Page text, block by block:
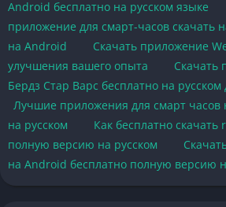
Android бесплатно на русском языке
приложение для смарт-часов скачать
на Android
Скачать приложение
улучшения вашего опыта
Скачать
Бердз Стар Варс бесплатно на
Лучшие приложения для смарт часов
на русском
Как бесплатно
полную версию на русском
на Android бесплатно полную версию